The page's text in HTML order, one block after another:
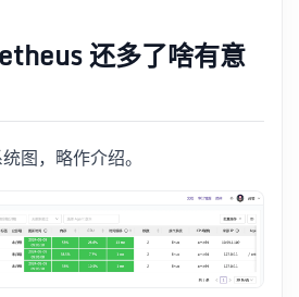
还多了啥有意
图，略作介绍。